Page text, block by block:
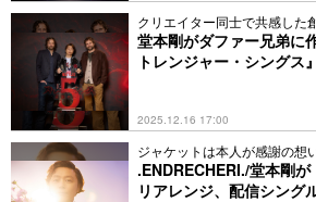
クリエイター同士で共感した
堂本剛がダファー兄弟に
トレンジャー・シングス
2025.12.16 17:00
ジャケットは本人が感謝の想
.ENDRECHERI./堂本剛
リアレンジ、配信シン